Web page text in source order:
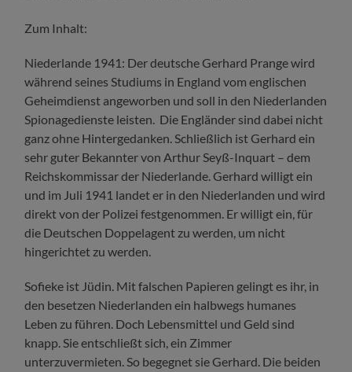
Zum Inhalt:
Niederlande 1941: Der deutsche Gerhard Prange wird
während seines Studiums in England vom englischen
Geheimdienst angeworben und soll in den Niederlanden
Spionagedienste leisten. Die Engländer sind dabei nicht
ganz ohne Hintergedanken. Schließlich ist Gerhard ein
sehr guter Bekannter von Arthur Seyß-Inquart – dem
Reichskommissar der Niederlande. Gerhard willigt ein
und im Juli 1941 landet er in den Niederlanden und wird
direkt von der Polizei festgenommen. Er willigt ein, für
die Deutschen Doppelagent zu werden, um nicht
hingerichtet zu werden.
Sofieke ist Jüdin. Mit falschen Papieren gelingt es ihr, in
den besetzen Niederlanden ein halbwegs humanes
Leben zu führen. Doch Lebensmittel und Geld sind
knapp. Sie entschließt sich, ein Zimmer
unterzuvermieten. So begegnet sie Gerhard. Die beiden